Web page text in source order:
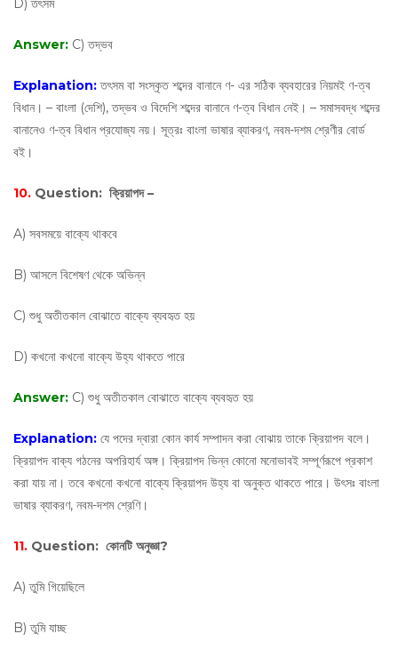
D) তৎসম
Answer: C) তদ্ভব
Explanation:তৎসম বা সংস্কৃত শব্দের বানানে ণ- এর সঠিক ব্যবহারের নিয়মই ণ-ত্ব
বিধান। – বাংলা (দেশি), তদ্ভব ও বিদেশি শব্দের বানানে ণ-ত্ব বিধান নেই। – সমাসবদ্ধ শব্দের
বানানেও ণ-ত্ব বিধান প্রযোজ্য নয়। সূত্রঃ বাংলা ভাষার ব্যাকরণ, নবম-দশম শ্রেণীর বোর্ড
বই।
10. Question: ক্রিয়াপদ –
A) সবসময়ে বাক্যে থাকবে
B) আসলে বিশেষণ থেকে অভিন্ন
C) শুধু অতীতকাল বোঝাতে বাক্যে ব্যবহৃত হয়
D) কখনো কখনো বাক্যে উহ্য থাকতে পারে
Answer: C) শুধু অতীতকাল বোঝাতে বাক্যে ব্যবহৃত হয়
Explanation: যে পদের দ্বারা কোন কার্য সম্পাদন করা বোঝায় তাকে ক্রিয়াপদ বলে।
ক্রিয়াপদ বাক্য গঠনের অপরিহার্য অঙ্গ। ক্রিয়াপদ ভিন্ন কোনো মনোভাবই সম্পূর্ণরূপে প্রকাশ
করা যায় না। তবে কখনো কখনো বাক্যে ক্রিয়াপদ উহ্য বা অনুক্ত থাকতে পারে। উৎসঃ বাংলা
ভাষার ব্যাকরণ, নবম-দশম শ্রেণি।
11. Question: কোনটি অনুজ্ঞা?
A) তুমি গিয়েছিলে
B) তুমি যাচ্ছ